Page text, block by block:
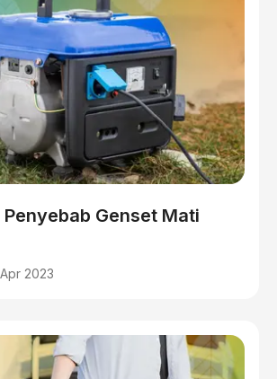
Genset Mati
2023